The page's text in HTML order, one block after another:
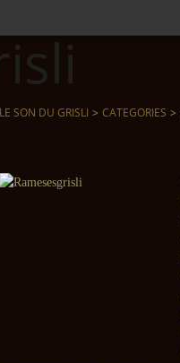
LE SON DU GRISLI > CATEGORIES >